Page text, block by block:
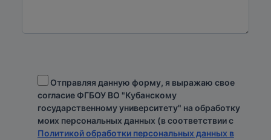
Отправляя данную форму, я выражаю свое
согласие ФГБОУ ВО "Кубанскому
государственному университету" на обработку
моих персональных данных (в соответствии с
Политикой обработки персональных данных в